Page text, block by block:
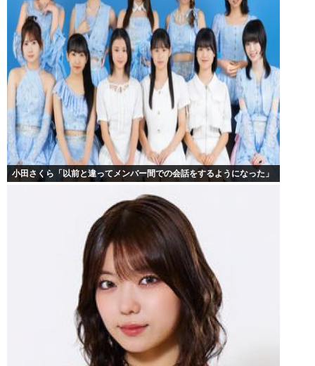
小田さくら「以前と違ってメンバー間での会話をするようになった」